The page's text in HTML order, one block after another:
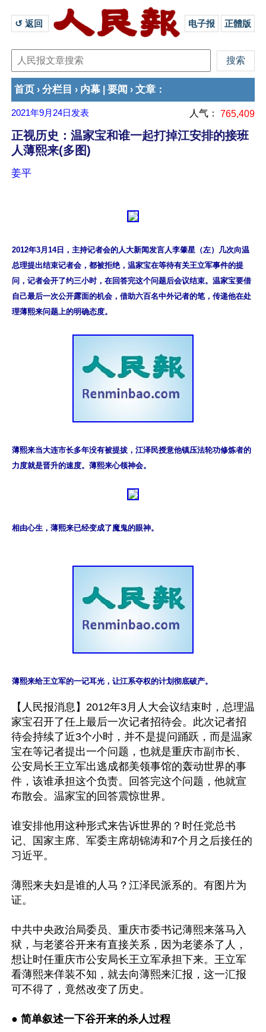
↺ 返回 电子报 正體版
首页 › 分栏目 › 内幕 要闻 › 文章 ：
2021年9月24日 发表 人气： 765,409
正视历史：温家宝和谁一起打掉江安排的接班
人薄熙来(多图)
姜平
2012年3月14日，主持记者会的人大新闻发言人李肇星（左）几次向温
总理提出结束记者会，都被拒绝，温家宝在等待有关王立军事件的提
问，记者会开了约三小时，在回答完这个问题后会议结束。温家宝要借
自己最后一次公开露面的机会，借助六百名中外记者的笔，传递他在处
理薄熙来问题上的明确态度。
薄熙来当大连市长多年没有被提拔，江泽民授意他镇压法轮功修炼者的
力度就是晋升的速度。薄熙来心领神会。
相由心生，薄熙来已经变成了魔鬼的眼神。
薄熙来给王立军的一记耳光，让江系夺权的计划彻底破产。
【人民报消息】2012年3月人大会议结束时，总理温
家宝召开了任上最后一次记者招待会。此次记者招
待会持续了近3个小时，并不是提问踊跃，而是温家
宝在等记者提出一个问题，也就是重庆市副市长、
公安局长王立军出逃成都美领事馆的轰动世界的事
件，该谁承担这个负责。回答完这个问题，他就宣
布散会。温家宝的回答震惊世界。
谁安排他用这种形式来告诉世界的？时任党总书
记、国家主席、军委主席胡锦涛和7个月之后接任的
习近平。
薄熙来夫妇是谁的人马？江泽民派系的。有图片为
证。
中共中央政治局委员、重庆市委书记薄熙来落马入
狱，与老婆谷开来有直接关系，因为老婆杀了人，
想让时任重庆市公安局长王立军承担下来。王立军
看薄熙来佯装不知，就去向薄熙来汇报，这一汇报
可不得了，竟然改变了历史。
● 简单叙述一下谷开来的杀人过程